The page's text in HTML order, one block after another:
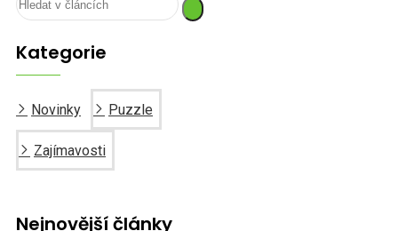
Kategorie
Novinky Puzzle
Zajímavosti
Nejnovější články